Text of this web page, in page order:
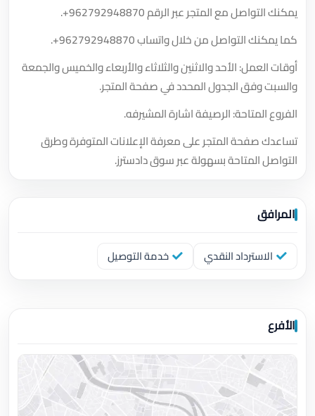
يمكنك التواصل مع المتجر عبر الرقم+962792948870
.
كما يمكنك التواصل من خلال واتساب+962792948870
.
أوقات العمل: الأحد والاثنين والثلاثاء والأربعاء والخميس والجمعة
والسبت وفق الجدول المحدد في صفحة المتجر.
الفروع المتاحة: الرصيفة اشارة المشيرفه.
تساعدك صفحة المتجر على معرفة الإعلانات المتوفرة وطرق
التواصل المتاحة بسهولة عبر سوق دادسترز.
المرافق
الاسترداد النقدي خدمة التوصيل
الأفرع